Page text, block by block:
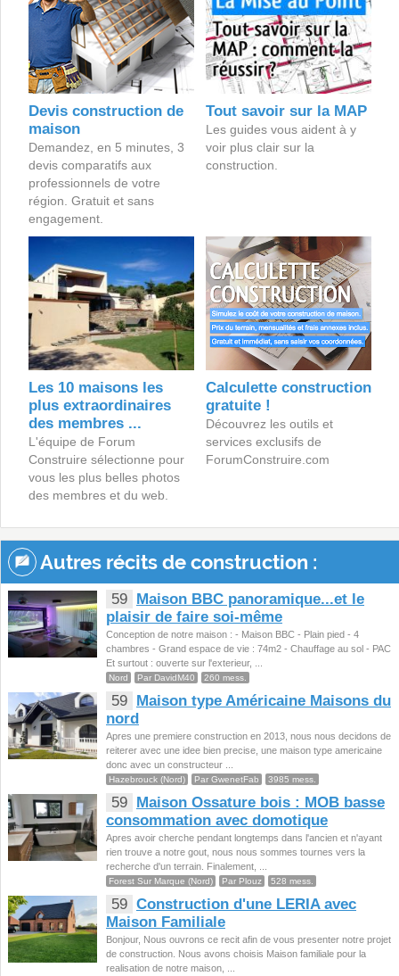
Devis construction de
maison
Demandez, en 5 minutes, 3
devis comparatifs aux
professionnels de votre
région. Gratuit et sans
engagement.
Tout savoir sur la MAP
Les guides vous aident à y
voir plus clair sur la
construction.
Les 10 maisons les
plus extraordinaires
des membres ...
L'équipe de Forum
Construire sélectionne pour
vous les plus belles photos
des membres et du web.
Calculette construction
gratuite !
Découvrez les outils et
services exclusifs de
ForumConstruire.com
Autres récits de construction :
59
Maison BBC panoramique...et le
plaisir de faire soi-même
Conception de notre maison : - Maison BBC - Plain pied - 4
chambres - Grand espace de vie : 74m2 - Chauffage au sol - PAC
Et surtout : ouverte sur l'exterieur, ...
Nord Par DavidM40 260 mess.
59
Maison type Américaine Maisons du
nord
Apres une premiere construction en 2013, nous nous decidons de
reiterer avec une idee bien precise, une maison type americaine
donc avec un constructeur ...
Hazebrouck (Nord) Par GwenetFab 3985 mess.
59
Maison Ossature bois : MOB basse
consommation avec domotique
Apres avoir cherche pendant longtemps dans l'ancien et n'ayant
rien trouve a notre gout, nous nous sommes tournes vers la
recherche d'un terrain. Finalement, ...
Forest Sur Marque (Nord) Par Plouz 528 mess.
59 Construction d'une LERIA avec
Maison Familiale
Bonjour, Nous ouvrons ce recit afin de vous presenter notre projet
de construction. Nous avons choisis Maison familiale pour la
realisation de notre maison, ...